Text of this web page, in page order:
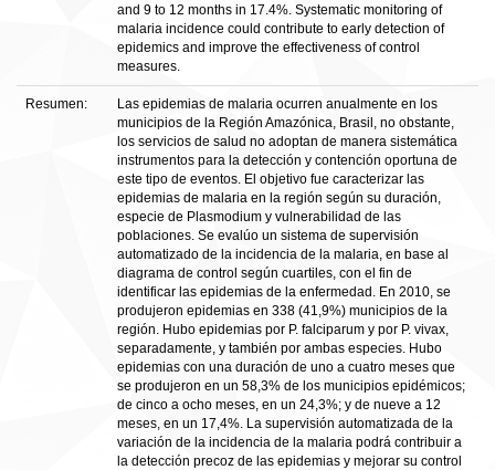
and 9 to 12 months in 17.4%. Systematic monitoring of
malaria incidence could contribute to early detection of
epidemics and improve the effectiveness of control
measures.
Resumen:
Las epidemias de malaria ocurren anualmente en los
municipios de la Región Amazónica, Brasil, no obstante,
los servicios de salud no adoptan de manera sistemática
instrumentos para la detección y contención oportuna de
este tipo de eventos. El objetivo fue caracterizar las
epidemias de malaria en la región según su duración,
especie de Plasmodium y vulnerabilidad de las
poblaciones. Se evalúo un sistema de supervisión
automatizado de la incidencia de la malaria, en base al
diagrama de control según cuartiles, con el fin de
identificar las epidemias de la enfermedad. En 2010, se
produjeron epidemias en 338 (41,9%) municipios de la
región. Hubo epidemias por P. falciparum y por P. vivax,
separadamente, y también por ambas especies. Hubo
epidemias con una duración de uno a cuatro meses que
se produjeron en un 58,3% de los municipios epidémicos;
de cinco a ocho meses, en un 24,3%; y de nueve a 12
meses, en un 17,4%. La supervisión automatizada de la
variación de la incidencia de la malaria podrá contribuir a
la detección precoz de las epidemias y mejorar su control